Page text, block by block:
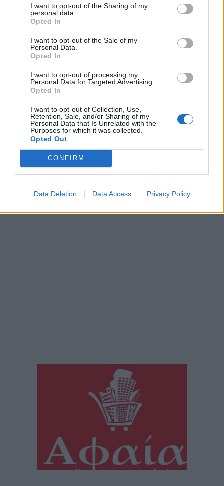
I want to opt-out of the Sharing of my
personal data.
Opted In
I want to opt-out of the Sale of my
Personal Data.
Opted In
I want to opt-out of processing my
Personal Data for Targeted Advertising.
Opted In
I want to opt-out of Collection, Use,
Retention, Sale, and/or Sharing of my
Personal Data that Is Unrelated with the
Purposes for which it was collected.
Opted Out
CONFIRM
Data Deletion Data Access Privacy Policy